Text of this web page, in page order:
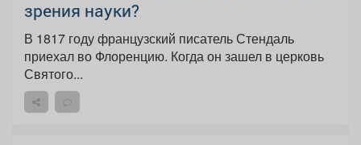
зрения науки?
В 1817 году французский писатель Стендаль
приехал во Флоренцию. Когда он зашел в церковь
Святого...